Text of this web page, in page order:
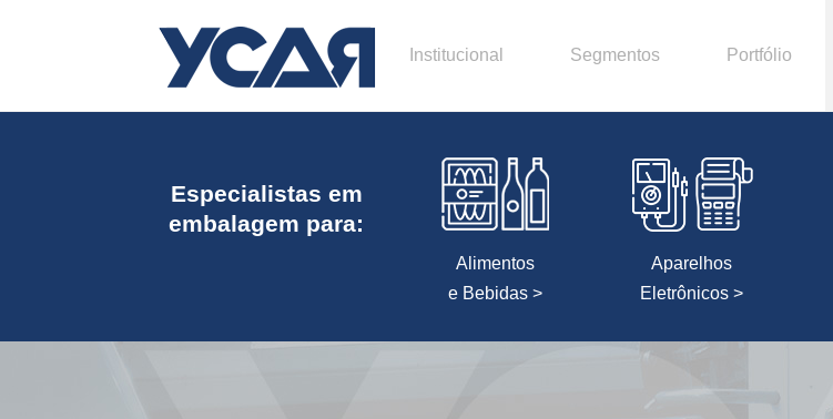
Institucional Segmentos Portfólio
Especialistas em
embalagem para:
Alimentos
e Bebidas >
Aparelhos
Eletrônicos >